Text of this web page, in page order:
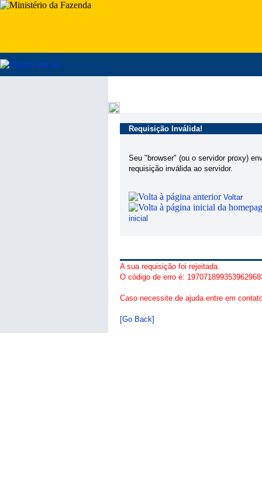
Requisição Inválida!
Seu "browser" (ou o servidor proxy)
requisição inválida ao servidor.
Voltar
inicial
A sua requisição foi rejeitada.
O código de erro é:
Caso necessite de ajuda entre em
[Go Back]